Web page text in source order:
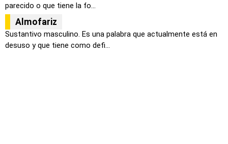
parecido o que tiene la fo...
Almofariz
Sustantivo masculino. Es una palabra que actualmente está en
desuso y que tiene como defi...